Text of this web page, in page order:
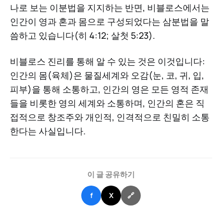
나로 보는 이분법을 지지하는 반면, 비블로스에서는
인간이 영과 혼과 몸으로 구성되었다는 삼분법을 말
씀하고 있습니다(히 4:12; 살첫 5:23).
비블로스 진리를 통해 알 수 있는 것은 이것입니다:
인간의 몸(육체)은 물질세계와 오감(눈, 코, 귀, 입,
피부)을 통해 소통하고, 인간의 영은 모든 영적 존재
들을 비롯한 영의 세계와 소통하며, 인간의 혼은 직
접적으로 창조주와 개인적, 인격적으로 친밀히 소통
한다는 사실입니다.
이 글 공유하기
f X 🔗